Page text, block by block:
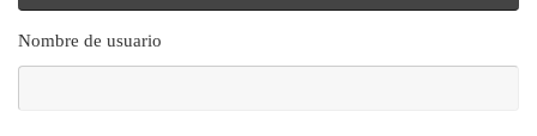
Nombre de usuario